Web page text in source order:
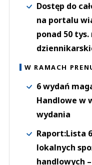
Dostęp do
na portalu
ponad 50
W RAMACH
6 wydań
Handlowe w
wydania
Raport:Lista
lokalnych
handlowych